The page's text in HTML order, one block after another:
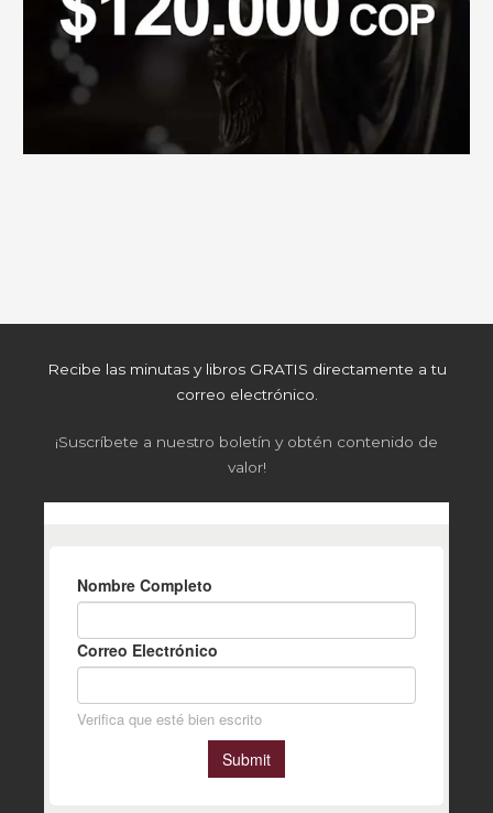
Recibe las minutas y libros GRATIS directamente a tu
correo electrónico.
¡Suscríbete a nuestro boletín y obtén contenido de
valor!